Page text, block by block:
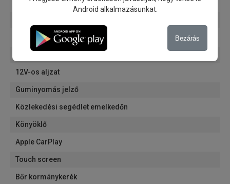
Mobiltelefon vezeték nélküli töltése
Magasság állítható ülések
12V-os aljzat
Guminyomás jelző
Közlekedési segédlet emelkedőn
Könyöklő
Apple CarPlay
Touch screen
Bőr kormánykerék
Android alkalmazásunkat.
Bezárás